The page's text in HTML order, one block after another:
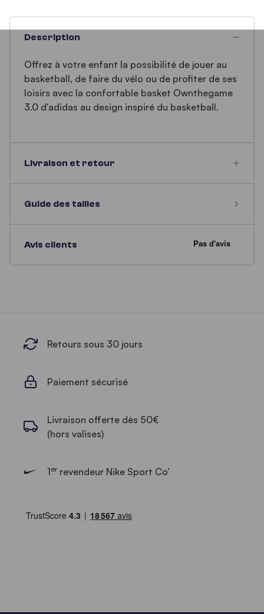
Description
Offrez à votre enfant la possibilité de jouer au
basketball, de faire du vélo ou de profiter de ses
loisirs avec la confortable basket Ownthegame
3.0 d'adidas au design inspiré du basketball.
Livraison et retour
Guide des tailles
Avis clients
Retours sous 30 jours
Paiement sécurisé
Livraison offerte dès 50€
(hors valises)
1errevendeur Nike Sport Co’